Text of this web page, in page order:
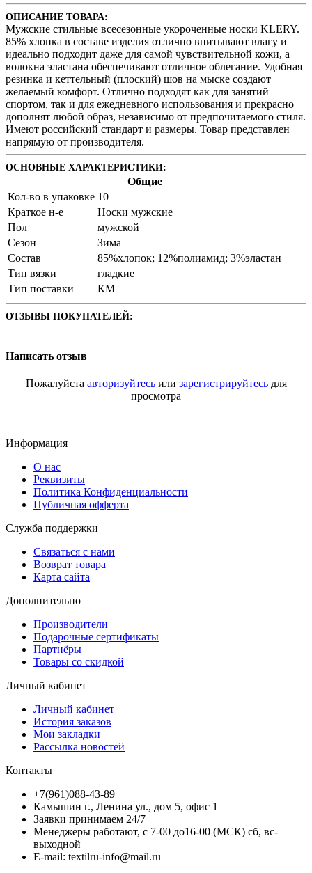
ОПИСАНИЕ ТОВАРА:
Мужские стильные всесезонные укороченные носки KLERY.
85% хлопка в составе изделия отлично впитывают влагу и
идеально подходит даже для самой чувствительной кожи, а
волокна эластана обеспечивают отличное облегание. Удобная
резинка и кеттельный (плоский) шов на мыске создают
желаемый комфорт. Отлично подходят как для занятий
спортом, так и для ежедневного использования и прекрасно
дополнят любой образ, независимо от предпочитаемого стиля.
Имеют российский стандарт и размеры. Товар представлен
напрямую от производителя.
ОСНОВНЫЕ ХАРАКТЕРИСТИКИ:
Общие
Кол-во в упаковке 10
Краткое н-е
Носки мужские
Пол
мужской
Сезон
Зима
Состав
85%хлопок; 12%полиамид; 3%эластан
Тип вязки
гладкие
Тип поставки
КМ
ОТЗЫВЫ ПОКУПАТЕЛЕЙ:
Написать отзыв
Пожалуйста авторизуйтесьили зарегистрируйтесьдля
просмотра
Информация
О нас
Реквизиты
Политика Конфиденциальности
Публичная офферта
Служба поддержки
Связаться с нами
Возврат товара
Карта сайта
Дополнительно
Производители
Подарочные сертификаты
Партнёры
Товары со скидкой
Личный кабинет
Личный кабинет
История заказов
Мои закладки
Рассылка новостей
Контакты
+7(961)088-43-89
Камышин г., Ленина ул., дом 5, офис 1
Заявки принимаем 24/7
Менеджеры работают, с 7-00 до16-00 (МСК) сб, вс-
выходной
E-mail: textilru-info@mail.ru